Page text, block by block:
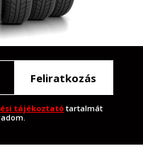
Feliratkozás
tájékoztatótartalmát